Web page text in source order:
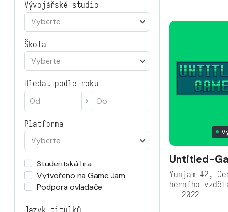
Vývojářské studio
Vyberte
Škola
Vyberte
Hledat podle roku
Platforma
Vyberte
Studentská hra
Vytvořeno na Game Jam
Podpora ovladače
Jazyk titulků
Untitled-
Yumjam #2,
herního
— 2022